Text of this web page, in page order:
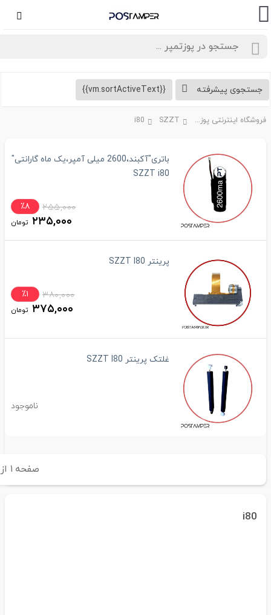
پیشرفته
فروشگاه اینترنتی پوزتمپر SZZT
i80
باتری"آکبند،2600 میلی آمپر،یک ماه گارانتی"
SZZT i80
۲۵۵,۰۰۰ ٪۸
۲۳۵,۰۰۰ تومان
پرینتر SZZT I80
۳۸۰,۰۰۰ ٪۱
۳۷۵,۰۰۰ تومان
غلتک پرینتر SZZT I80
ناموجود
صفحه ۱ از ۱
i80